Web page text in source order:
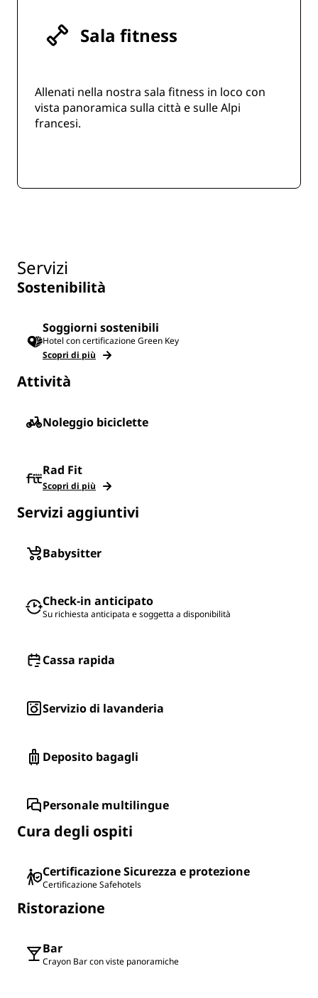
Sala fitness
Allenati nella nostra sala fitness in loco con
vista panoramica sulla città e sulle Alpi
francesi.
Servizi
Sostenibilità
Soggiorni sostenibili
Hotel con certificazione Green Key
Scopri di più
Attività
Noleggio biciclette
Rad Fit
Scopri di più
Servizi aggiuntivi
Babysitter
Check-in anticipato
Su richiesta anticipata e soggetta a disponibilità
Cassa rapida
Servizio di lavanderia
Deposito bagagli
Personale multilingue
Cura degli ospiti
Certificazione Sicurezza e protezione
Certificazione Safehotels
Ristorazione
Bar
Crayon Bar con viste panoramiche